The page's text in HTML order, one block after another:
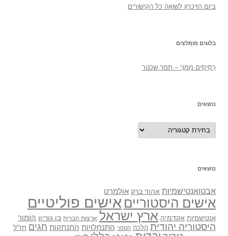
ביום הזיכרון לשואה כל הקישורים
בלוגים מומלצים
רְסִיסִים מִמֶנִי – תמר שכטר
נושאים
נושאים
נושאים
אבטואנטישמיות אהוד ברק אולמרט
אישים היסטוריים אישים פוליטיים
אנטישמיות אקדמיה ארץ ישראל ארצות הברית בן גוריון הומור
היסטוריה יהודית הלכה הספר התנחלויות התנתקות חגים חז"ל